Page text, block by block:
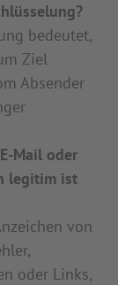
bedeutet,
Ziel
Absender
Mail oder
legitim ist
von
oder Links,